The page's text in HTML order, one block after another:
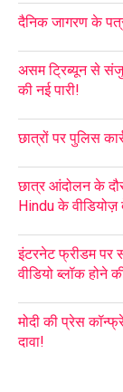
दैनिक जागरण के
असम ट्रिब्यून से
की नई पारी!
छात्रों पर पुलिस
छात्र आंदोलन के
Hindu के
इंटरनेट फ्रीडम पर
वीडियो ब्लॉक होने
मोदी की प्रेस
दावा!